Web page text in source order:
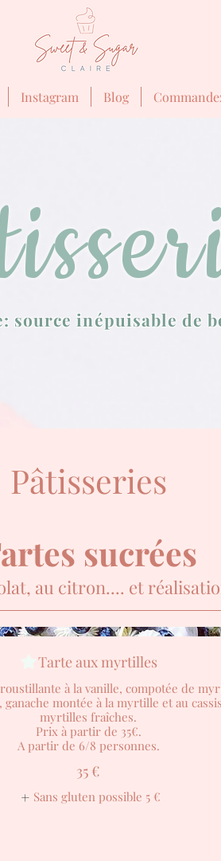
Instagram Blog
Pâtisseries
sucrées
au citron.... et
Tarte aux myrtilles
à la vanille, compotée de
ganache montée à la myrtille et au
myrtilles fraîches.
Prix à partir de 35€.
A partir de 6/8 personnes.
35 €
Sans gluten possible 5 €
source inépuisable de